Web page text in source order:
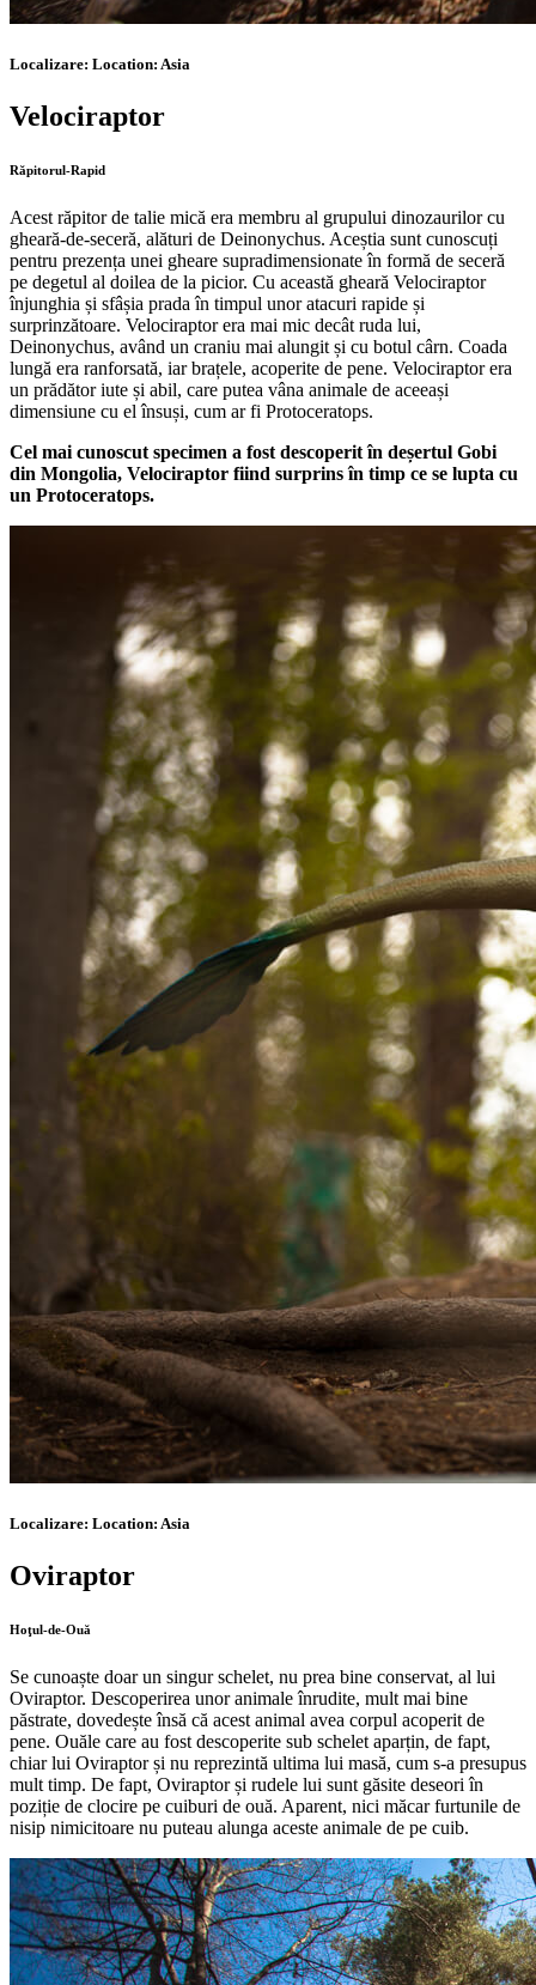
Localizare: Location: Asia
Velociraptor
Răpitorul-Rapid
Acest răpitor de talie mică era membru al grupului dinozaurilor cu
gheară-de-seceră, alături de Deinonychus. Aceștia sunt cunoscuți
pentru prezența unei gheare supradimensionate în formă de seceră
pe degetul al doilea de la picior. Cu această gheară Velociraptor
înjunghia și sfâșia prada în timpul unor atacuri rapide și
surprinzătoare. Velociraptor era mai mic decât ruda lui,
Deinonychus, având un craniu mai alungit și cu botul cârn. Coada
lungă era ranforsată, iar brațele, acoperite de pene. Velociraptor era
un prădător iute și abil, care putea vâna animale de aceeași
dimensiune cu el însuși, cum ar fi Protoceratops.
Cel mai cunoscut specimen a fost descoperit în deșertul Gobi
din Mongolia, Velociraptor fiind surprins în timp ce se lupta cu
un Protoceratops.
Localizare: Location: Asia
Oviraptor
Hoţul-de-Ouă
Se cunoaște doar un singur schelet, nu prea bine conservat, al lui
Oviraptor. Descoperirea unor animale înrudite, mult mai bine
păstrate, dovedește însă că acest animal avea corpul acoperit de
pene. Ouăle care au fost descoperite sub schelet aparțin, de fapt,
chiar lui Oviraptor și nu reprezintă ultima lui masă, cum s-a presupus
mult timp. De fapt, Oviraptor și rudele lui sunt găsite deseori în
poziție de clocire pe cuiburi de ouă. Aparent, nici măcar furtunile de
nisip nimicitoare nu puteau alunga aceste animale de pe cuib.